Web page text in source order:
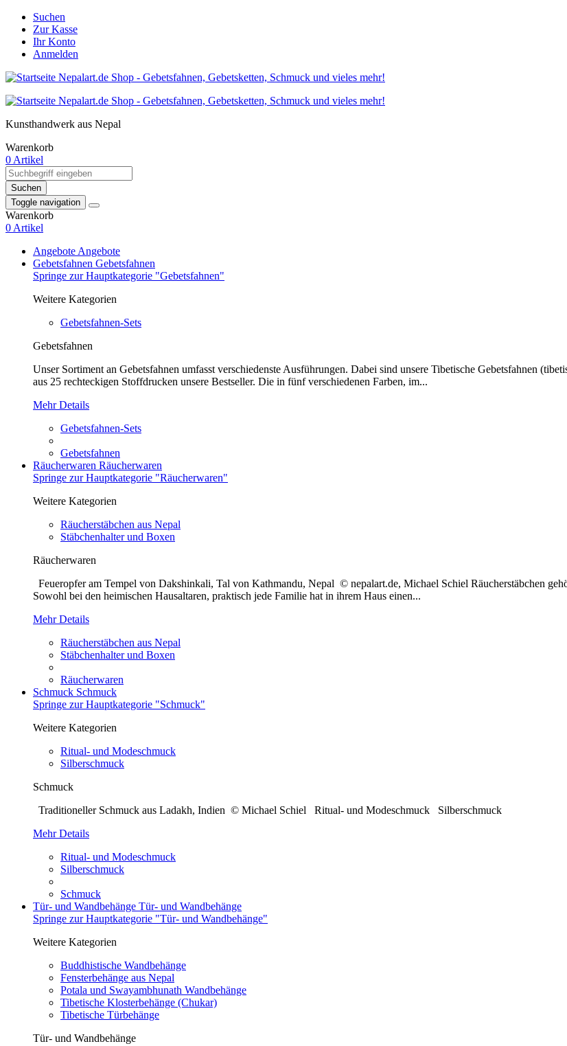
Suchen
Zur Kasse
Ihr Konto
Anmelden
Kunsthandwerk aus Nepal
Warenkorb
0 Artikel
Suchen
Toggle navigation
Warenkorb
0 Artikel
Angebote Angebote
Gebetsfahnen Gebetsfahnen
Springe zur Hauptkategorie "Gebetsfahnen"
Weitere Kategorien
Gebetsfahnen-Sets
Gebetsfahnen
Unser Sortiment an Gebetsfahnen umfasst verschiedenste Ausführungen. Dabei sind unsere Tibetische Gebetsfahnen
aus 25 rechteckigen Stoffdrucken unsere Bestseller. Die in fünf verschiedenen Farben, im...
Mehr Details
Gebetsfahnen-Sets
Gebetsfahnen
Räucherwaren Räucherwaren
Springe zur Hauptkategorie "Räucherwaren"
Weitere Kategorien
Räucherstäbchen aus Nepal
Stäbchenhalter und Boxen
Räucherwaren
Feueropfer am Tempel von Dakshinkali, Tal von Kathmandu, Nepal © nepalart.de, Michael Schiel Räucherstäbchen
Sowohl bei den heimischen Hausaltaren, praktisch jede Familie hat in ihrem Haus einen...
Mehr Details
Räucherstäbchen aus Nepal
Stäbchenhalter und Boxen
Räucherwaren
Schmuck Schmuck
Springe zur Hauptkategorie "Schmuck"
Weitere Kategorien
Ritual- und Modeschmuck
Silberschmuck
Schmuck
Traditioneller Schmuck aus Ladakh, Indien © Michael Schiel Ritual- und Modeschmuck Silberschmuck
Mehr Details
Ritual- und Modeschmuck
Silberschmuck
Schmuck
Tür- und Wandbehänge Tür- und Wandbehänge
Springe zur Hauptkategorie "Tür- und Wandbehänge"
Weitere Kategorien
Buddhistische Wandbehänge
Fensterbehänge aus Nepal
Potala und Swayambhunath Wandbehänge
Tibetische Klosterbehänge (Chukar)
Tibetische Türbehänge
Tür- und Wandbehänge